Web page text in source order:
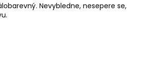
Nevybledne, nesepere se,